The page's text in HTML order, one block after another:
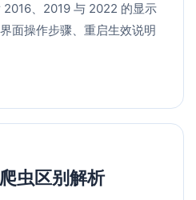
、2019 与 2022 的显示
面操作步骤、重启生效说明
虫区别解析